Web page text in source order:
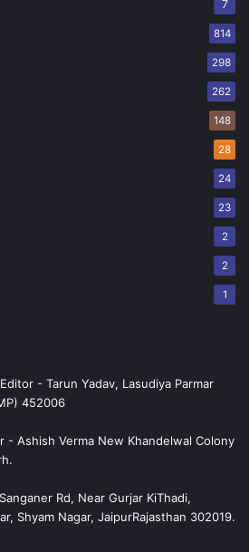
7
814
298
262
148
28
24
23
2
2
1
- Tarun Yadav, Lasudiya Parmar
452006
- Ashish Verma New Khandelwal Colony
Rd, Near Gurjar KiThadi,
Shyam Nagar, JaipurRajasthan 302019.